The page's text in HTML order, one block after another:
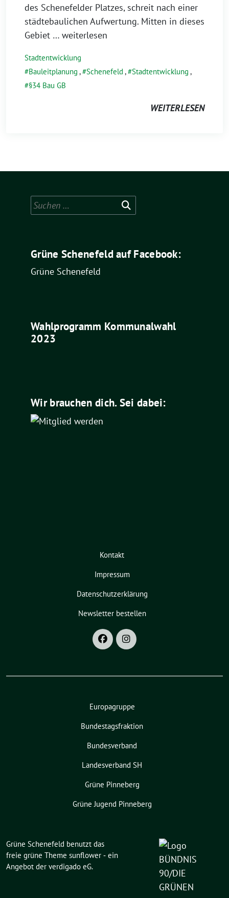
des Schenefelder Platzes, schreit nach einer
städtebaulichen Aufwertung. Mitten in dieses
Gebiet … weiterlesen
Stadtentwicklung
Bauleitplanung , Schenefeld , Stadtentwicklung ,
§34 Bau GB
WEITERLESEN
Suchen
nach:
Grüne Schenefeld auf Facebook:
Grüne Schenefeld
Wahlprogramm Kommunalwahl
2023
Wir brauchen dich. Sei dabei:
Kontakt
Impressum
Datenschutzerklärung
Newsletter bestellen
Europagruppe
Bundestagsfraktion
Bundesverband
Landesverband SH
Grüne Pinneberg
Grüne Jugend Pinneberg
Grüne Schenefeld benutzt das
freie grüne Theme sunflower ‐ ein
Angebot der verdigado eG.